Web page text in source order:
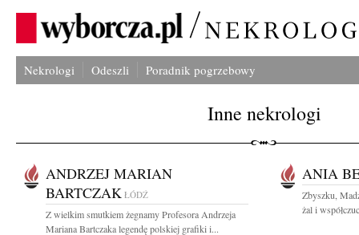
Nekrologi Odeszli Poradnik pogrzebowy
Inne nekrologi
ANDRZEJ MARIAN
BARTCZAK ŁÓDŹ
Z wielkim smutkiem żegnamy Profesora Andrzeja
Mariana Bartczaka legendę polskiej grafiki i...
ANIA
Zbyszku,
żal i